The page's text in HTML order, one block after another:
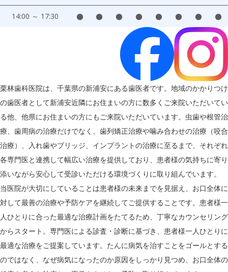
14:00 ～ 17:30 ● ● ● ● ● ● ● ●
栗林歯科医院は、千葉県の新浦安にある歯医者です。地域のかかりつけ
の歯医者として新浦安近隣にお住まいの方に数多くご来院いただいてい
る他、他県にお住まいの方にもご来院いただいています。虫歯や根管治
療、歯周病の治療だけでなく、歯列矯正治療や噛み合わせの治療（咬合
治療）、入れ歯やブリッジ、インプラントの治療に至るまで、それぞれ
各専門医と連携して幅広い治療を提供しており、患者様の気持ちに寄り
添いながら安心して受診いただける環境づくりに取り組んでいます。
当医院が大切にしていることは患者様の未来までを見据え、お口全体に
対して最善の治療や予防ケアを継続してご提供することです。患者様一
人ひとりに合った最適な治療計画をたてるため、丁寧なカウンセリング
からスタート。専門医による診査・診断に基づき、患者様一人ひとりに
最適な治療をご提案しています。たんに病気を治すことをゴールとする
のではなく、なぜ病気になったのか原因をしっかり見つめ、お口全体の